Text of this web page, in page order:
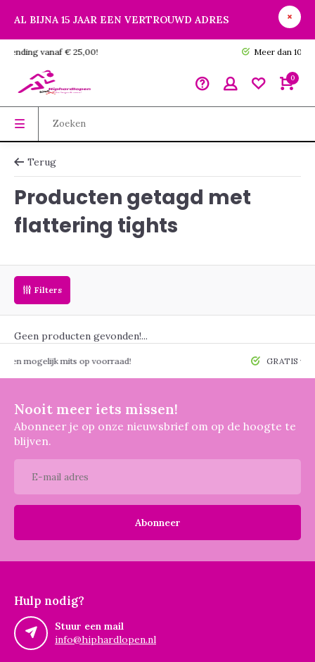
AL BIJNA 15 JAAR EEN VERTROUWD ADRES
GRATIS verzending vanaf € 25,00!
0
Terug
Producten getagd met
flattering tights
Filters
Geen producten gevonden!...
mits op voorraad! GRATIS
Nooit meer iets missen!
Abonneer je op onze nieuwsbrief om op de hoogte te
blijven.
Abonneer
Hulp nodig?
Stuur een mail
info@hiphardlopen.nl